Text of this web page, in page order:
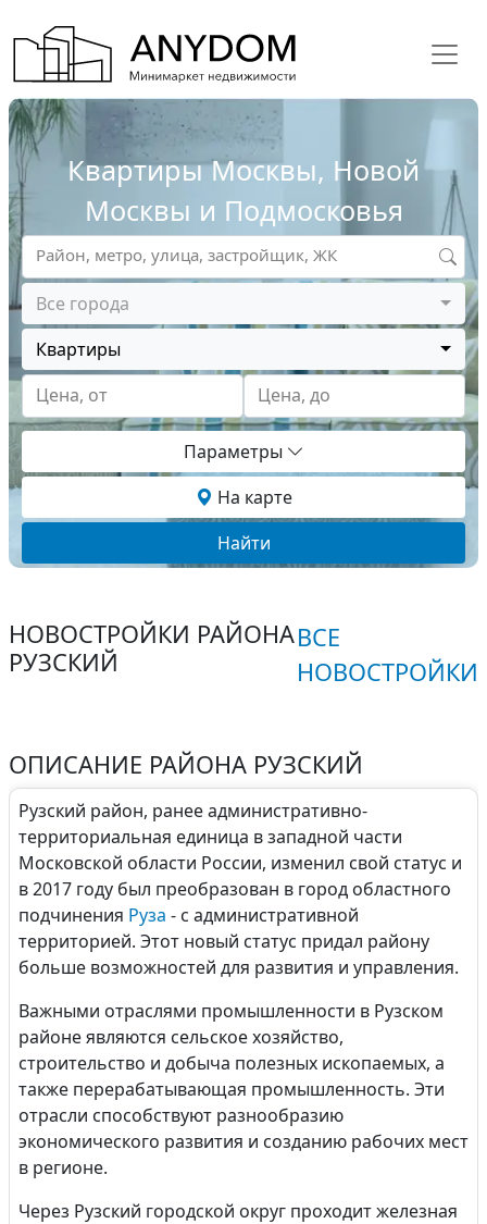
Квартиры Москвы, Новой
Москвы и Подмосковья
Все города
Квартиры
Цена, от
Цена, до
Район, метро, улица, застройщик, ЖК
Параметры
На карте
Найти
НОВОСТРОЙКИ РАЙОНА
РУЗСКИЙ
ВСЕ
НОВОСТРОЙКИ
ОПИСАНИЕ РАЙОНА РУЗСКИЙ
Рузский район, ранее административно-
территориальная единица в западной части
Московской области России, изменил свой статус и
в 2017 году был преобразован в город областного
подчинения Руза - с административной
территорией. Этот новый статус придал району
больше возможностей для развития и управления.
Важными отраслями промышленности в Рузском
районе являются сельское хозяйство,
строительство и добыча полезных ископаемых, а
также перерабатывающая промышленность. Эти
отрасли способствуют разнообразию
экономического развития и созданию рабочих мест
в регионе.
Через Рузский городской округ проходит железная